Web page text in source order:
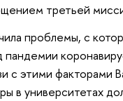
третьей
проблемы, с
пандемии
с этими факторами
в университетах